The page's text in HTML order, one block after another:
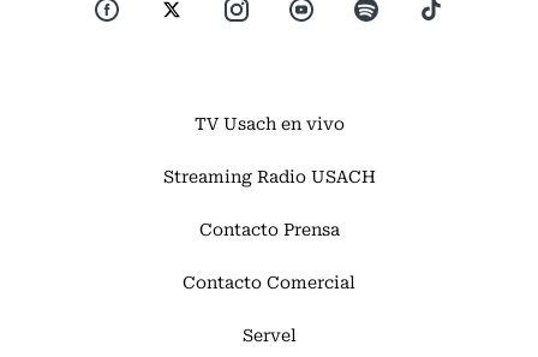
TV Usach en vivo
Streaming Radio USACH
Contacto Prensa
Contacto Comercial
Servel